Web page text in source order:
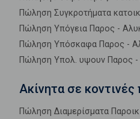
Πώληση Συγκροτήματα
Πώληση Υπόγεια Παρος -
Πώληση Υπόσκαφα Παρος -
Πώληση Υπολ. υψουν Παρος -
Ακίνητα σε κοντινές
Πώληση Διαμερίσματα